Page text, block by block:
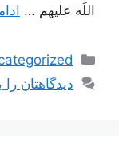
اللَه علیهم …
دسته‌ها
دیدگاهتان را